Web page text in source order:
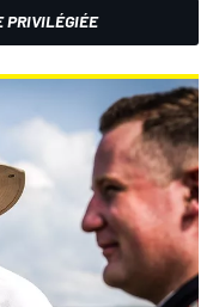
PRIVILÉGIÉE